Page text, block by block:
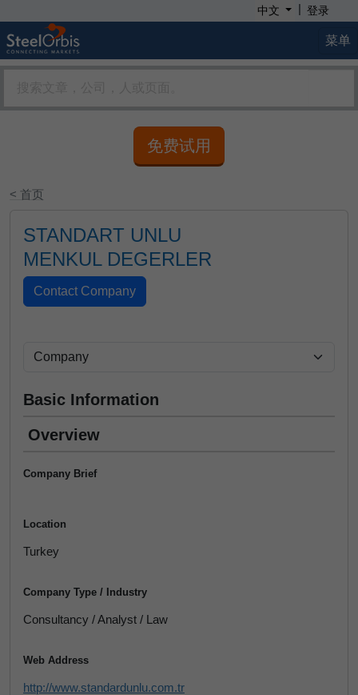
中文 | 登录
菜单
免费试用
< 首页
STANDART UNLU
MENKUL DEGERLER
Basic Information
Overview
Company Brief
Location
Turkey
Company Type / Industry
Consultancy / Analyst / Law
Web Address
http://www.standardunlu.com.tr